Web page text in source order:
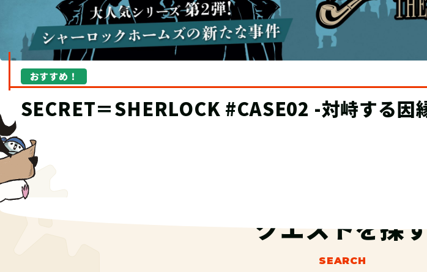
“究極の宝探し”TECにオブザーバー制度が登場！
クエストを探す
SEARCH